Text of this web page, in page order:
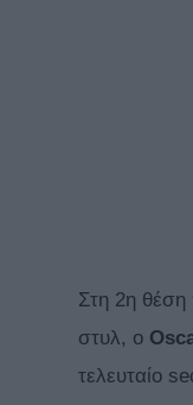
Στη 2η θέση
στυλ, ο
τελευταίο